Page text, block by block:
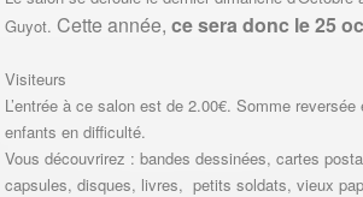
Guyot. Cette année,ce sera donc le25
Visiteurs
L’entrée à ce salon est de 2.00€. Somme
enfants en difficulté.
Vous découvrirez : bandes dessinées, cartes
capsules, disques, livres, petits soldats, vieux